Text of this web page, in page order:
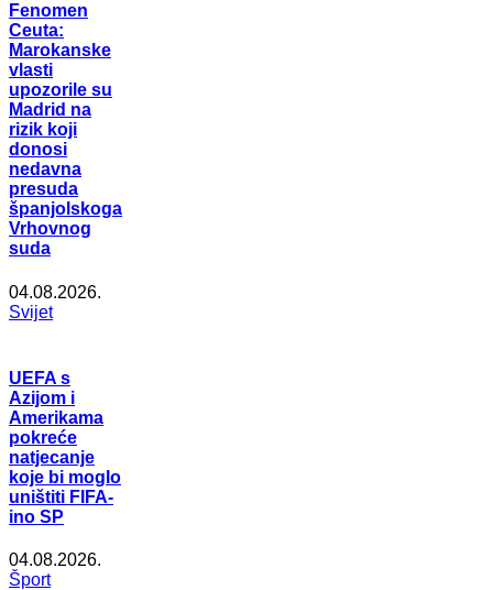
Fenomen
Ceuta:
Marokanske
vlasti
upozorile su
Madrid na
rizik koji
donosi
nedavna
presuda
španjolskoga
Vrhovnog
suda
04.08.2026.
Svijet
UEFA s
Azijom i
Amerikama
pokreće
natjecanje
koje bi moglo
uništiti FIFA-
ino SP
04.08.2026.
Šport